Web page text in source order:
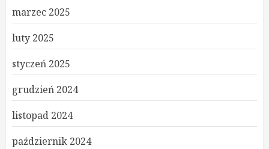
marzec 2025
luty 2025
styczeń 2025
grudzień 2024
listopad 2024
październik 2024